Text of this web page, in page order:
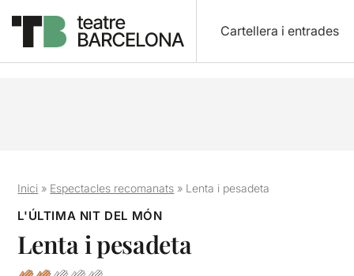
Cartellera i entrades
Inici » Espectacles recomanats » Lenta i pesadeta
L'ÚLTIMA NIT DEL MÓN
Lenta i pesadeta